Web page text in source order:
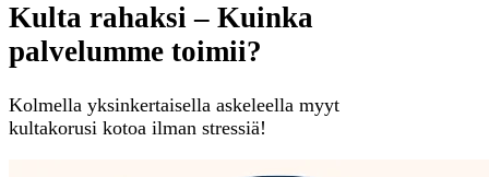
Kulta rahaksi – Kuinka
palvelumme toimii?
Kolmella yksinkertaisella askeleella myyt
kultakorusi kotoa ilman stressiä!